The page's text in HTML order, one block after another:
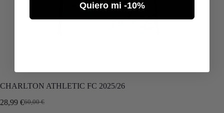
CHARLTON ATHLETIC FC 2025/26
60,00€
28,99 €
Quiero mi -10%